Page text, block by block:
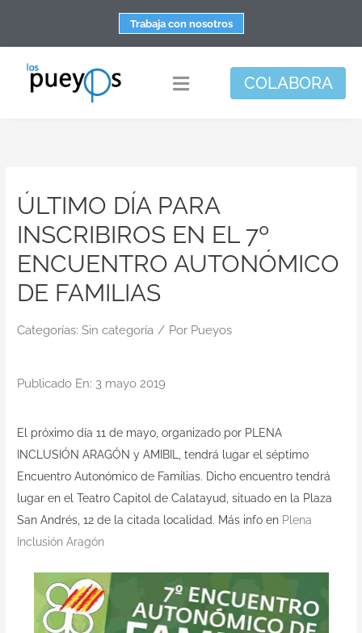
contenido
Trabaja con nosotros
Toggle
Apoyo personal y familiar
Espacio de bienestar
Responsabilidad social
DisArte
Actualidad
COLABORA
ÚLTIMO DÍA PARA
INSCRIBIROS EN EL 7º
ENCUENTRO AUTONÓMICO
DE FAMILIAS
Categorías: Sin categoría / Por Pueyos
Publicado En: 3 mayo 2019
El próximo día 11 de mayo, organizado por PLENA
INCLUSIÓN ARAGÓN y AMIBIL, tendrá lugar el séptimo
Encuentro Autonómico de Familias. Dicho encuentro tendrá
lugar en el Teatro Capitol de Calatayud, situado en la Plaza
San Andrés, 12 de la citada localidad. Más info en Plena
Inclusión Aragón